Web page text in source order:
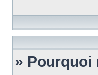
» Pourquoi